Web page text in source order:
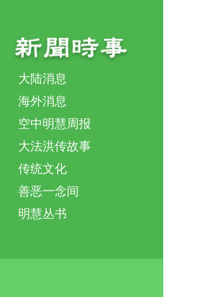
大陆消息
海外消息
空中明慧周报
大法洪传故事
传统文化
善恶一念间
明慧丛书